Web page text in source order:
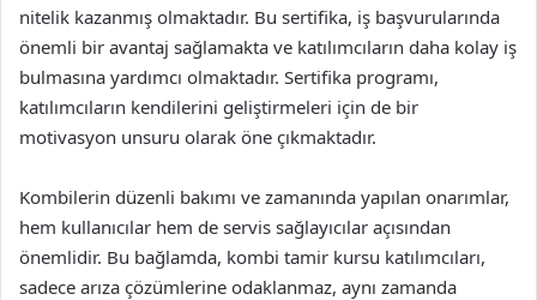
nitelik kazanmış olmaktadır. Bu sertifika, iş başvurularında
önemli bir avantaj sağlamakta ve katılımcıların daha kolay iş
bulmasına yardımcı olmaktadır. Sertifika programı,
katılımcıların kendilerini geliştirmeleri için de bir
motivasyon unsuru olarak öne çıkmaktadır.
Kombilerin düzenli bakımı ve zamanında yapılan onarımlar,
hem kullanıcılar hem de servis sağlayıcılar açısından
önemlidir. Bu bağlamda, kombi tamir kursu katılımcıları,
sadece arıza çözümlerine odaklanmaz, aynı zamanda